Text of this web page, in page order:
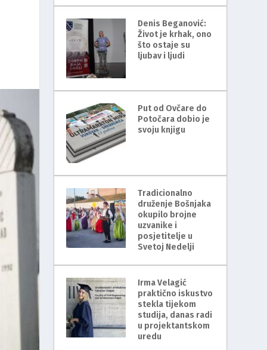
Denis Beganović:
Život je krhak, ono
što ostaje su
ljubav i ljudi
Put od Ovčare do
Potočara dobio je
svoju knjigu
Tradicionalno
druženje Bošnjaka
okupilo brojne
uzvanike i
posjetitelje u
Svetoj Nedelji
Irma Velagić
praktično iskustvo
stekla tijekom
studija, danas radi
u projektantskom
uredu